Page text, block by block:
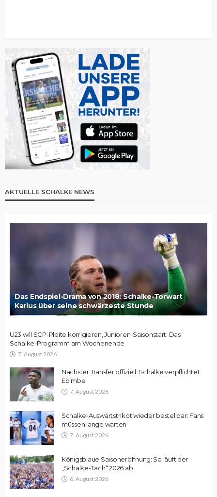
AKTUELLE SCHALKE NEWS
Das Endspiel-Drama von 2018: Schalke-Torwart
Karius über seine schwärzeste Stunde
U23 will SCP-Pleite korrigieren, Junioren-Saisonstart: Das
Schalke-Programm am Wochenende
7. August 2026
Nächster Transfer offiziell: Schalke verpflichtet
Ebimbe
7. August 2026
Schalke-Auswärtstrikot wieder bestellbar: Fans
müssen lange warten
7. August 2026
Königsblaue Saisoneröffnung: So läuft der
„Schalke-Tach“ 2026 ab
6. August 2026